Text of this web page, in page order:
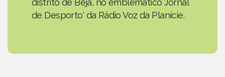
distrito de Beja, no emblemático 'Jornal
de Desporto' da Rádio Voz da Planície.